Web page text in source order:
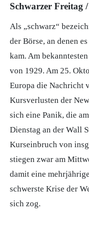
Schwarzer Freitag
Als „schwarz“
der Börse, an denen
kam. Am
von 1929. Am 25.
Europa die Nachricht
Kursverlusten der
sich eine Panik, die
Dienstag an der Wall
Kurseinbruch von
stiegen zwar am
damit eine mehrjährige
schwerste Krise der
sich zog.